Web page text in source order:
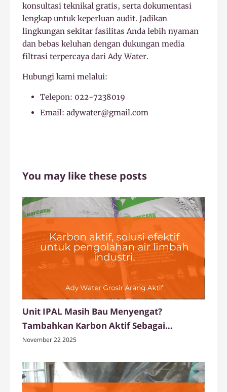
konsultasi teknikal gratis, serta dokumentasi
lengkap untuk keperluan audit. Jadikan
lingkungan sekitar fasilitas Anda lebih nyaman
dan bebas keluhan dengan dukungan media
filtrasi terpercaya dari Ady Water.
Hubungi kami melalui:
Telepon: 022-7238019
Email: adywater@gmail.com
You may like these posts
Unit IPAL Masih Bau Menyengat?
Tambahkan Karbon Aktif Sebagai
Deodorizer
November 22 2025